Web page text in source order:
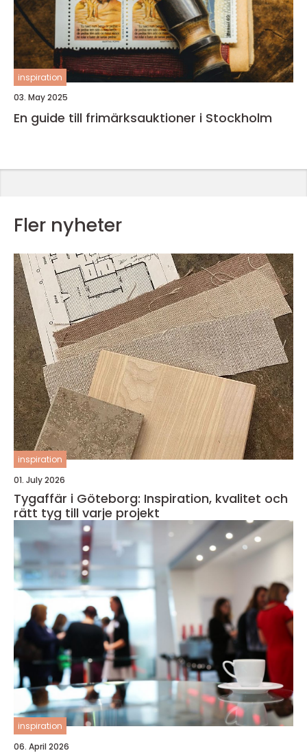
inspiration
03. May 2025
En guide till frimärksauktioner i Stockholm
Fler nyheter
inspiration
01. July 2026
Tygaffär i Göteborg: Inspiration, kvalitet och
rätt tyg till varje projekt
inspiration
06. April 2026